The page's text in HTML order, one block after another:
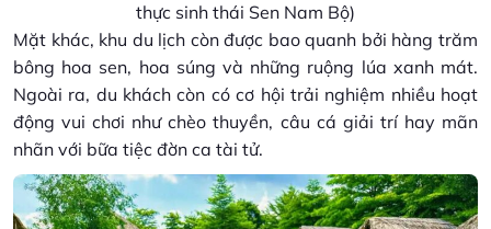
thực sinh thái Sen Nam Bộ)
Mặt khác, khu du lịch còn được bao quanh bởi hàng trăm
bông hoa sen, hoa súng và những ruộng lúa xanh mát.
Ngoài ra, du khách còn có cơ hội trải nghiệm nhiều hoạt
động vui chơi như chèo thuyền, câu cá giải trí hay mãn
nhãn với bữa tiệc đờn ca tài tử.